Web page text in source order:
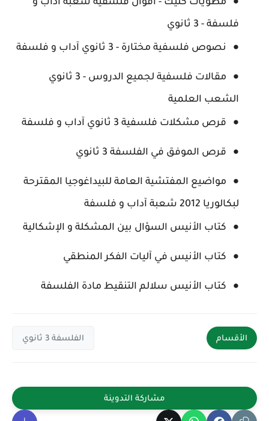
فلسفة - 3 ثانوي
نصوص فلسفية مختارة - 3 ثانوي آداب و فلسفة
مقالات فلسفية لجميع الدروس - 3 ثانوي
الشعب العلمية
قرص مشكلات فلسفية 3 ثانوي آداب و فلسفة
قرص الموفق في الفلسفة 3 ثانوي
مواضيع المفتشية العامة للبيداغوجيا المقترحة
لبكالوريا 2012 شعبة آداب و فلسفة
كتاب الأنيس السؤال بين المشكلة و الإشكالية
كتاب الأنيس في آليات الفكر المنطقي
كتاب الأنيس سلالم التنقيط مادة الفلسفة
الأقسام الفلسفة 3 ثانوي